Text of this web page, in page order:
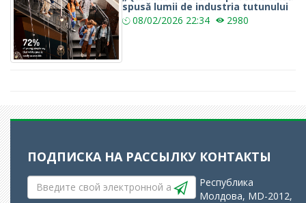
spusă lumii de industria tutunului
08/02/2026 22:34 2980
ПОДПИСКА НА РАССЫЛКУ КОНТАКТЫ
Республика
Молдова, MD-2012,